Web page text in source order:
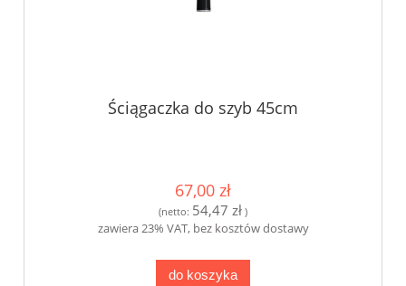
Ściągaczka do szyb 45cm
67,00 zł
(netto: 54,47 zł )
zawiera 23% VAT, bez kosztów dostawy
do koszyka